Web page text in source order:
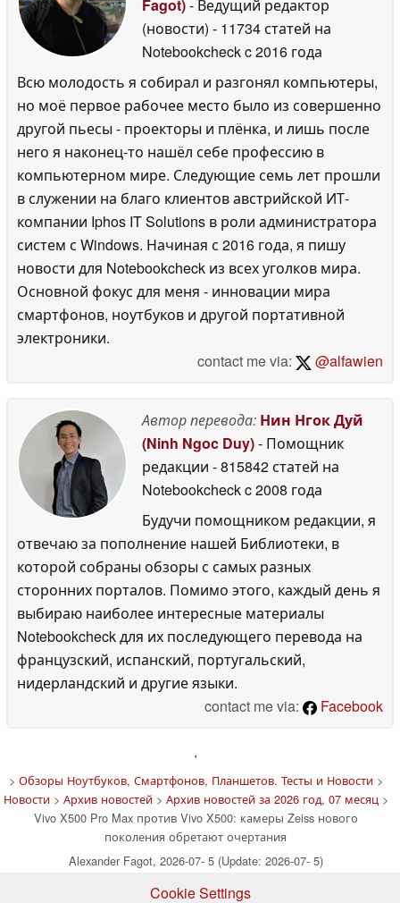
Fagot)- Ведущий редактор
(новости) - 11734 статей на
Notebookcheckc 2016 года
Всю молодость я собирал и разгонял компьютеры,
но моё первое рабочее место было из совершенно
другой пьесы - проекторы и плёнка, и лишь после
него я наконец-то нашёл себе профессию в
компьютерном мире. Следующие семь лет прошли
в служении на благо клиентов австрийской ИТ-
компании Iphos IT Solutions в роли администратора
систем с Windows. Начиная с 2016 года, я пишу
новости для Notebookcheck из всех уголков мира.
Основной фокус для меня - инновации мира
смартфонов, ноутбуков и другой портативной
электроники.
contact me via:
@alfawien
Автор перевода: Нин Нгок Дуй
(Ninh Ngoc Duy)- Помощник
редакции - 815842 статей на
Notebookcheckc 2008 года
Будучи помощником редакции, я
отвечаю за пополнение нашей Библиотеки, в
которой собраны обзоры с самых разных
сторонних порталов. Помимо этого, каждый день я
выбираю наиболее интересные материалы
Notebookcheck для их последующего перевода на
французский, испанский, португальский,
нидерландский и другие языки.
contact me via:
Facebook
'
> Обзоры Ноутбуков, Смартфонов, Планшетов. Тесты и Новости>
Новости> Архив новостей> Архив новостей за 2026 год, 07 месяц>
Vivo X500 Pro Max против Vivo X500: камеры Zeiss нового
поколения обретают очертания
Alexander Fagot, 2026-07- 5 (Update: 2026-07- 5)
Cookie Settings